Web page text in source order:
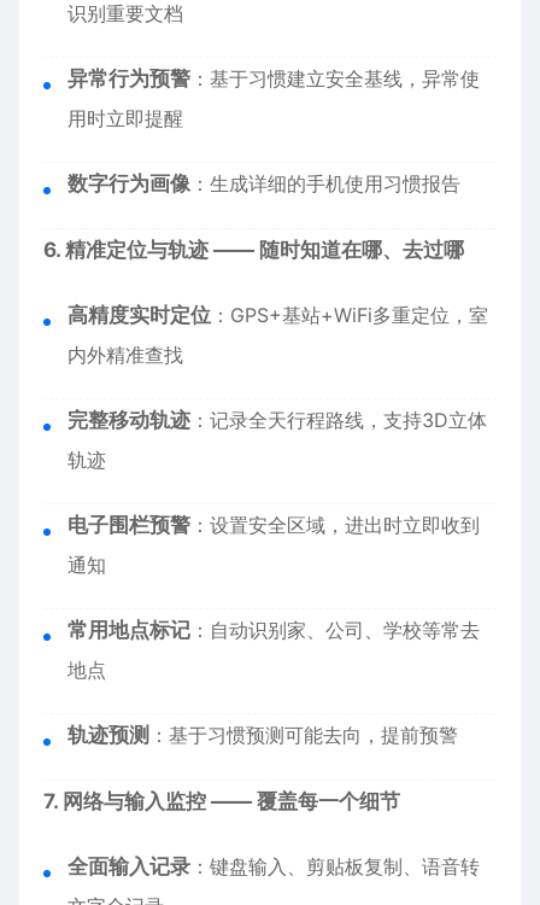
识别重要文档
异常行为预警 ：基于习惯建立安全基线，异常使
用时立即提醒
数字行为画像：生成详细的手机使用习惯报告
6. 精准定位与轨迹 —— 随时知道在哪、去过哪
高精度实时定位 ：GPS+基站+WiFi多重定位，室
内外精准查找
完整移动轨迹 ：记录全天行程路线，支持3D立体
轨迹
电子围栏预警 ：设置安全区域，进出时立即收到
通知
常用地点标记 ：自动识别家、公司、学校等常去
地点
轨迹预测 ：基于习惯预测可能去向，提前预警
7. 网络与输入监控 —— 覆盖每一个细节
全面输入记录 ：键盘输入、剪贴板复制、语音转